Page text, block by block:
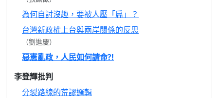
為何自討沒趣，要被人壓「扁」？
台灣新政權上台與兩岸關係的反思
（劉進慶）
惡憲亂政，人民如何請命?!
李登輝批判
分裂路線的荒謬邏輯